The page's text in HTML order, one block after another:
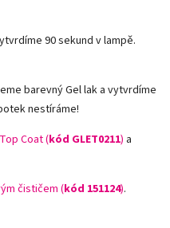
90 sekund v lampě.
barevný Gel lak a vytvrdíme
nestíráme!
Coat (kód GLET0211) a
čističem (kód 151124).